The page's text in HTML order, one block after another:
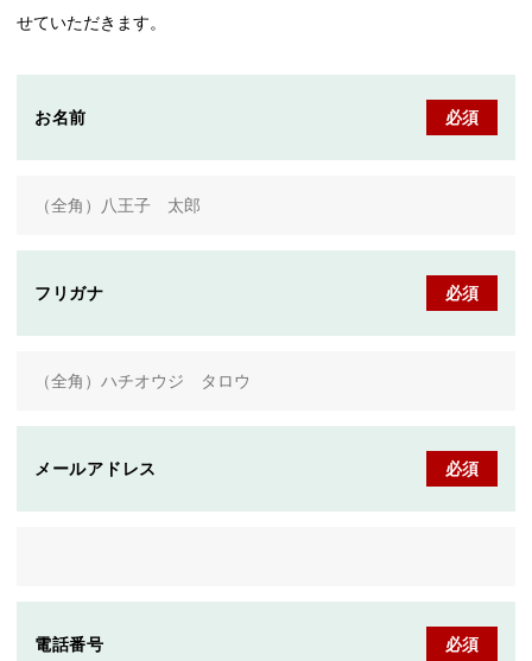
せていただきます。
お名前 必須
フリガナ 必須
メールアドレス 必須
電話番号 必須